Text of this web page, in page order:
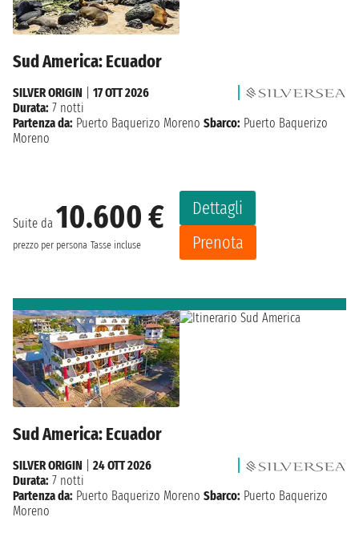
Sud America: Ecuador
Suite da 10.600 €
prezzo per persona Tasse incluse
Dettagli
Prenota
SILVER ORIGIN
17 OTT 2026
Durata: 7 notti
Partenza da: Puerto Baquerizo Moreno Sbarco: Puerto Baquerizo
Moreno
Sud America: Ecuador
SILVER ORIGIN
24 OTT 2026
Durata: 7 notti
Partenza da: Puerto Baquerizo Moreno Sbarco: Puerto Baquerizo
Moreno